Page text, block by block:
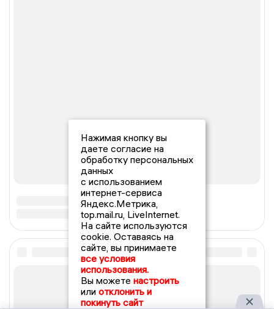
Нажимая кнопку вы
даете согласие на
обработку персональных
данных
с использованием
интернет-сервиса
Яндекс.Метрика,
top.mail.ru, LiveInternet.
На сайте используются
cookie. Оставаясь на
сайте, вы принимаете
все условия
использования.
Вы можете настроить
или отклонить и
покинуть сайт